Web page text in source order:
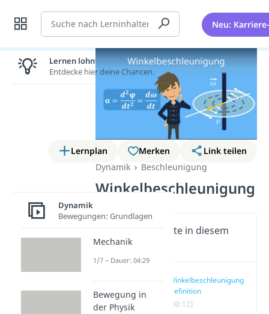
Suche Neu:
Lernplan Merken
Link teilen
Dynamik
Beschleunigung
Winkelbeschleunigung
Wichtige Inhalte in diesem
Video
Winkelbeschleunigung
Definition
(00:12)
Lernen lohnt sich!
Entdecke hier deine Chancen.
Dynamik
Bewegungen: Grundlagen
Mechanik
1/7 – Dauer: 04:29
Bewegung in
der Physik